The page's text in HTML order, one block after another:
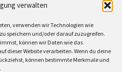
verwalten
verwenden wir Technologien wie
speichern und/oder darauf zuzugreifen.
können wir Daten wie das
dieser Website verarbeiten. Wenn du deine
können bestimmte Merkmale und
mit Joe Astray
Miri in the Green in der
30.05.2026